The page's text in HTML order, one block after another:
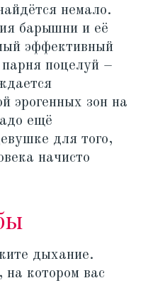
немало.
барышни и её
эффективный
парня поцелуй –
эрогенных зон на
ещё
для того,
начисто
дыхание.
котором вас